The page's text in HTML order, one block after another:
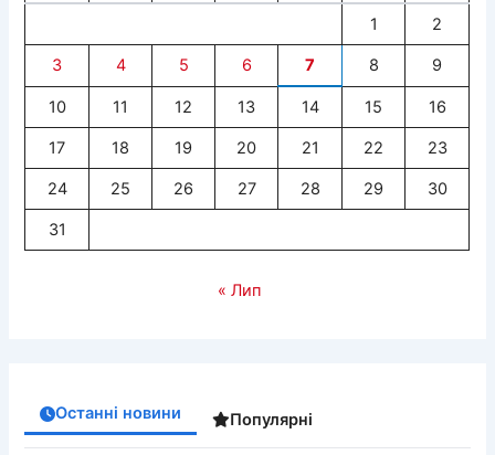
1 2
3 4 5 6 7 8 9
10 11 12 13 14 15 16
17 18 19 20 21 22 23
24 25 26 27 28 29 30
31
« Лип
Останні новини Популярні